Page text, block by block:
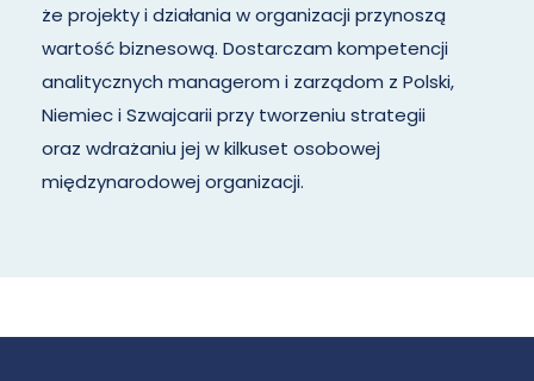
że projekty i działania w organizacji przynoszą
wartość biznesową. Dostarczam kompetencji
analitycznych managerom i zarządom z Polski,
Niemiec i Szwajcarii przy tworzeniu strategii
oraz wdrażaniu jej w kilkuset osobowej
międzynarodowej organizacji.